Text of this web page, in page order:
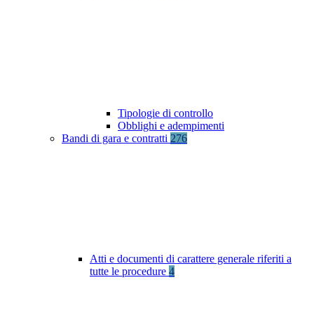
Tipologie di controllo
Obblighi e adempimenti
Bandi di gara e contratti 276
Atti e documenti di carattere generale riferiti a
tutte le procedure 4